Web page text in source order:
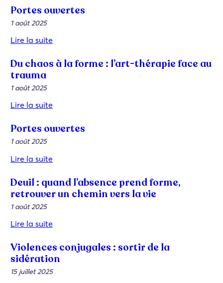
Portes ouvertes
1 août 2025
Lire la suite
Du chaos à la forme : l’art-thérapie face au
trauma
1 août 2025
Lire la suite
Portes ouvertes
1 août 2025
Lire la suite
Deuil : quand l’absence prend forme,
retrouver un chemin vers la vie
1 août 2025
Lire la suite
Violences conjugales : sortir de la
sidération
15 juillet 2025